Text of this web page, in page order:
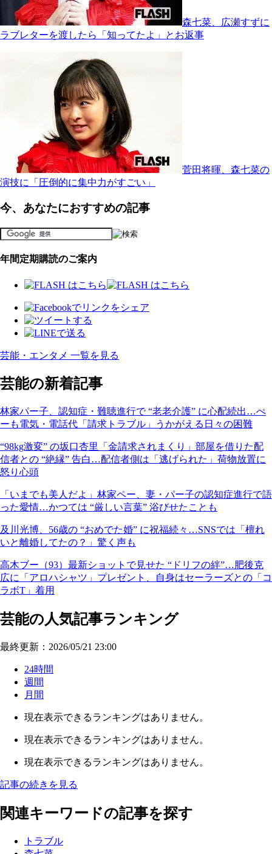
森七菜、広瀬すずに
ラブレターを渡したら「知ってたよ」とお返事
菅田将暉、森七菜の
演技に「圧倒的に集中力がすごい」
今、あなたにおすすめの記事
年間定期購読のご案内
芸能・エンタメ 一覧を見る
芸能の新着記事
林家パー子、認知症・難聴進行で “老老介護” に心配続出…ぺ
ーも電気・電話代「請求トラブル」うかがえる日々の困難
“98kg激変” の坂口杏里「金請求されまくり」部屋を借りた配
信者との “絶縁” 告白…配信者側は「逃げられた」荷物放置に
怒り心頭
「いまでも美人だよ」林家ペー、妻・パー子の認知症進行で語
った愛情…かつては “厳しい言葉” 浴びせたことも
及川光博、56歳の “おめでた婚” に祝福続々…SNSでは「檀れ
いと離婚してたの？」驚く声も
高木ブー（93）最新ショットで見せた “ドリフの絆”…肥後克
広に「アロハシャツ」プレゼント、自身はセーラーズとの「コ
ラボT」着用
芸能の人気記事ランキング
最終更新：2026/05/21 23:00
24時間
週間
月間
現在表示できるランキングはありません。
現在表示できるランキングはありません。
現在表示できるランキングはありません。
記事の続きを見る
関連キーワードの記事を探す
トラブル